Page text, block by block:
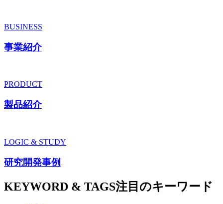
BUSINESS
事業紹介
PRODUCT
製品紹介
LOGIC & STUDY
研究開発事例
KEYWORD & TAGS注目のキーワード